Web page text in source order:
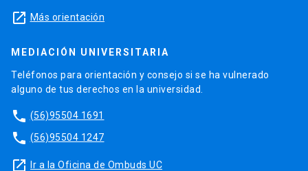
launch Más orientación
MEDIACIÓN UNIVERSITARIA
Teléfonos para orientación y consejo si se ha vulnerado
alguno de tus derechos en la universidad.
phone (56)95504 1691
phone (56)95504 1247
launch Ir a la Oficina de Ombuds UC